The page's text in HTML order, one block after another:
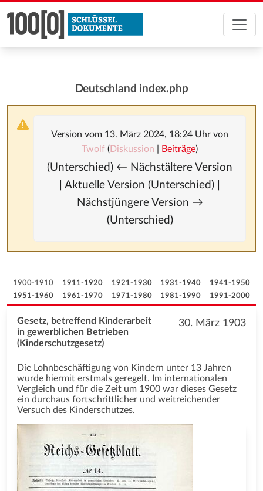
Deutschland index.php
Version vom 13. März 2024, 18:24 Uhr von
Twolf (Diskussion Beiträge)
(Unterschied) ← Nächstältere Version
| Aktuelle Version (Unterschied) |
Nächstjüngere Version →
(Unterschied)
1900-1910 1911-1920 1921-1930 1931-1940
1941-1950
1951-1960
1961-1970 1971-1980 1981-1990 1991-2000
30. März 1903
Gesetz, betreffend Kinderarbeit
in gewerblichen Betrieben
(Kinderschutzgesetz)
Die Lohnbeschäftigung von Kindern unter 13 Jahren
wurde hiermit erstmals geregelt. Im internationalen
Vergleich und für die Zeit um 1900 war dieses Gesetz
ein durchaus fortschrittlicher und weitreichender
Versuch des Kinderschutzes.